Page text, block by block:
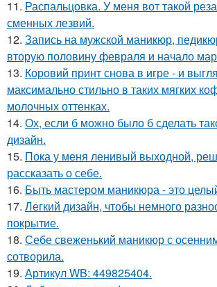
11. Распальцовка. У меня вот такой
сменных лезвий.
12. Запись на мужской маникюр,
вторую половину февраля и начало
13. Коровий принт снова в игре - и
максимально стильно в таких мягких
молочных оттенках.
14. Ох, если б можно было б сделать
дизайн.
15. Пока у меня ленивый выходной,
рассказать о себе.
16. Быть мастером маникюра - это
17. Легкий дизайн, чтобы немного
покрытие.
18. Себе свеженький маникюр с
сотворила.
19. Артикул WB: 449825404.